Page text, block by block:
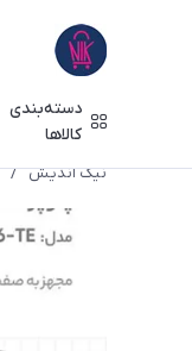
دسته‌بندی
کالاها
نیک اندیش /